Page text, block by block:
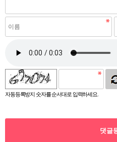
자동등록방지 숫자를 순서대로 입력하세요.